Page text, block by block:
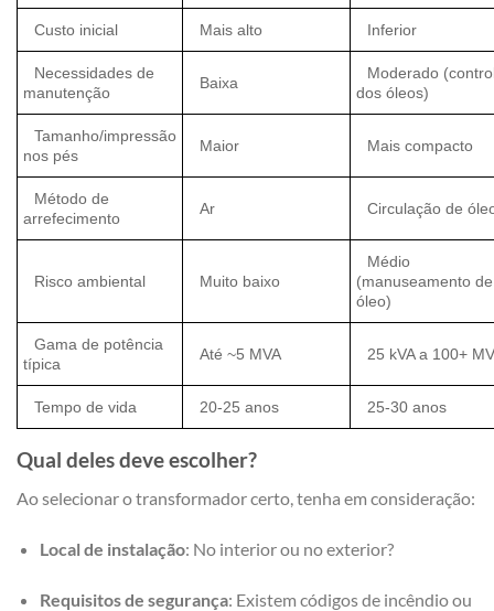
Custo inicial Mais alto Inferior
Necessidades de
manutenção
Baixa
Moderado
dos óleos)
Tamanho/impressão
nos pés
Maior Mais compacto
Método de
arrefecimento
Ar Circulação de
Risco ambiental Muito baixo
Médio
(manuseamento de
óleo)
Gama de potência
típica
Até ~5 MVA 25 kVA a 100+
Tempo de vida 20-25 anos 25-30 anos
Qual deles deve escolher?
Ao selecionar o transformador certo, tenha em consideração:
Local de instalação: No interior ou no exterior?
Requisitos de segurança: Existem códigos de incêndio ou